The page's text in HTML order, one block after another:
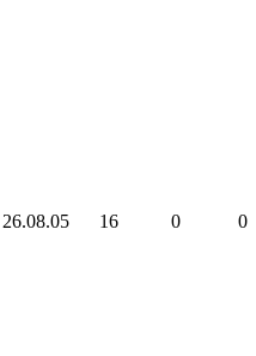
26.08.05 16 0 0